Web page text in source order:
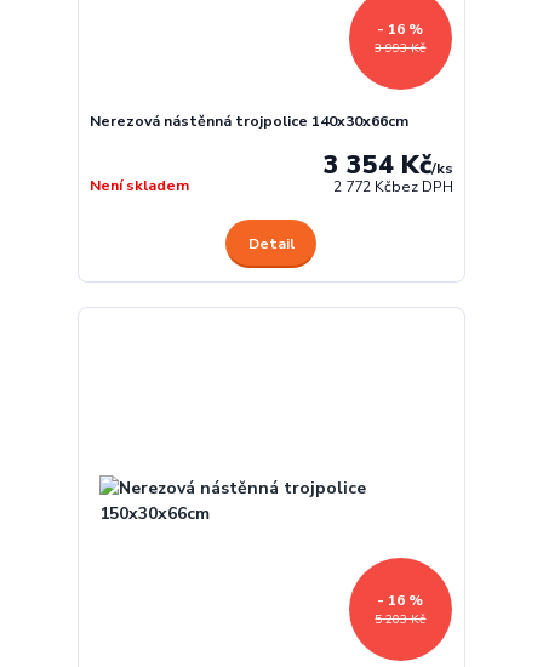
3 993 Kč
- 16 %
Nerezová nástěnná trojpolice 140x30x66cm
3 354 Kč/ks
2 772 Kčbez DPH
Není skladem
Detail
5 203 Kč
- 16 %